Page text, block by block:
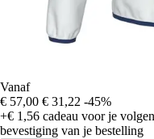
Vanaf
€ 57,00 € 31,22 -45%
+€ 1,56 cadeau voor je
bevestiging van je bestelling